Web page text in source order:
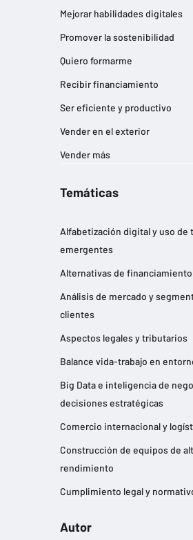
Mejorar habilidades digitales
Promover la sostenibilidad
Quiero formarme
Recibir financiamiento
Ser eficiente y productivo
Vender en el exterior
Vender más
Temáticas
Alfabetización digital y uso de
emergentes
Alternativas de financiamiento
Análisis de mercado y
clientes
Aspectos legales y tributarios
Balance vida-trabajo en
Big Data e inteligencia de
decisiones estratégicas
Comercio internacional y
Construcción de equipos de
rendimiento
Cumplimiento legal y
Desarrollo de habilidades de
Autor